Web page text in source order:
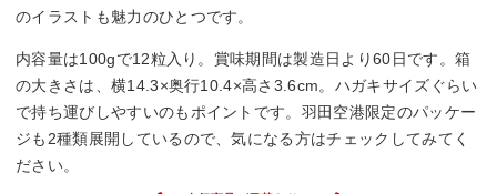
のイラストも魅力のひとつです。
内容量は100gで12粒入り。賞味期間は製造日より60日です。箱
の大きさは、横14.3×奥行10.4×高さ3.6cm。ハガキサイズぐらい
で持ち運びしやすいのもポイントです。羽田空港限定のパッケー
ジも2種類展開しているので、気になる方はチェックしてみてく
ださい。